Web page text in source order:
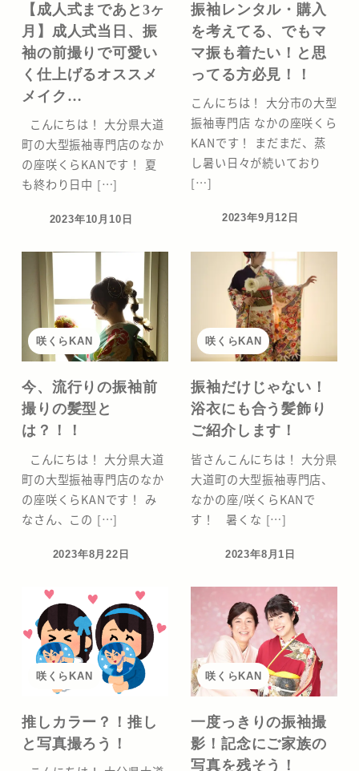
【成人式まであと3ヶ
月】成人式当日、振
袖の前撮りで可愛い
く仕上げるオススメ
メイク…
こんにちは！ 大分県大道
町の大型振袖専門店のなか
の座咲くらKANです！ 夏
も終わり日中 […]
投稿日
2023年10月10日
振袖レンタル・購入
を考えてる、でもマ
マ振も着たい！と思
ってる方必見！！
こんにちは！ 大分市の大型
振袖専門店 なかの座咲くら
KANです！ まだまだ、蒸
し暑い日々が続いており
[…]
投稿日
2023年9月12日
咲くらKAN
今、流行りの振袖前
撮りの髪型と
は？！！
こんにちは！ 大分県大道
町の大型振袖専門店のなか
の座咲くらKANです！ み
なさん、この […]
投稿日
2023年8月22日
咲くらKAN
振袖だけじゃない！
浴衣にも合う髪飾り
ご紹介します！
皆さんこんにちは！ 大分県
大道町の大型振袖専門店、
なかの座/咲くらKANで
す！ 暑くな […]
投稿日
2023年8月1日
咲くらKAN
推しカラー？！推し
と写真撮ろう！
咲くらKAN
一度っきりの振袖撮
影！記念にご家族の
写真を残そう！